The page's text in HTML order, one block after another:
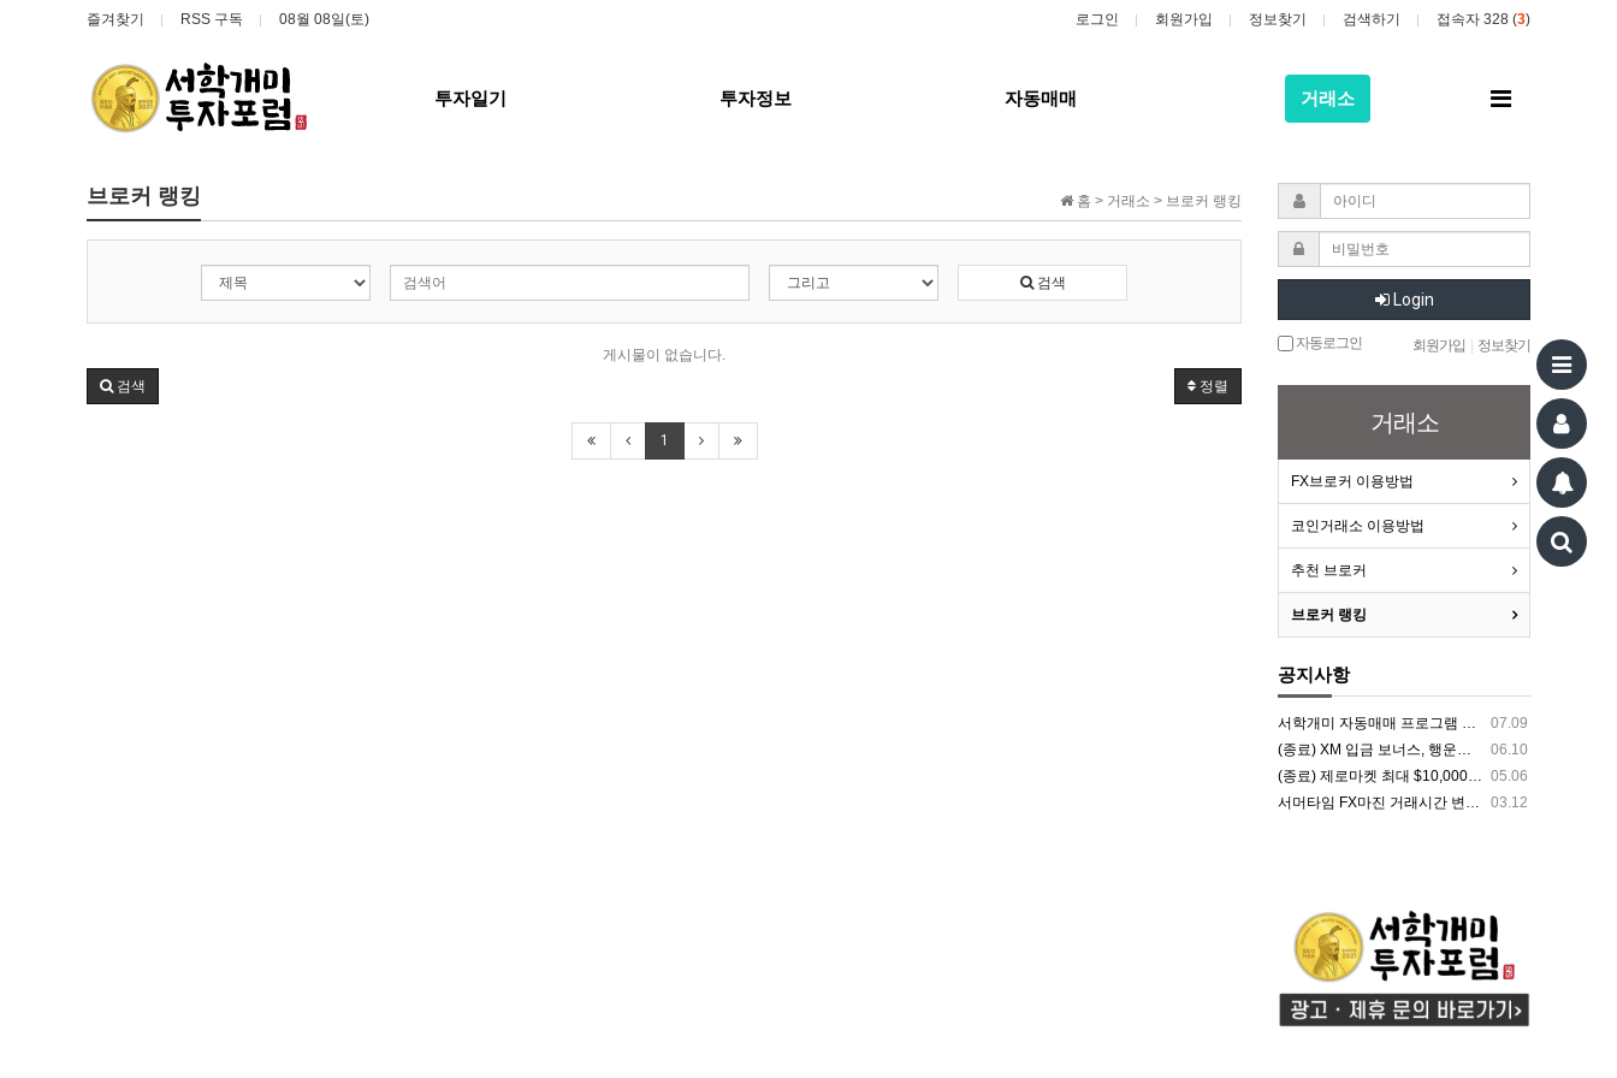
즐겨찾기 RSS 구독 08월 08일(토) 로그인 회원가입 정보찾기 검색하기 접속자 328 (3)
투자일기 투자정보 자동매매 거래소
전
홈 > 거래소 > 브로커 랭킹
브로커 랭킹
검색
게시물이 없습니다.
정렬
검색
1
Login
자동로그인 회원가입 정보찾기
거래소
FX브로커 이용방법
코인거래소 이용방법
추천 브로커
브로커 랭킹
공지사항
07.09
서학개미 자동매매 프로그램 투자 서비스 시작
06.10
(종료) XM 입금 보너스, 행운권 추첨 $8000 상금 지급 이벤트
05.06
(종료) 제로마켓 최대 $10,000 보너스 지급 이벤트 | FX마진 해외거래소 ZEROMARKETS
03.12
서머타임 FX마진 거래시간 변경 안내